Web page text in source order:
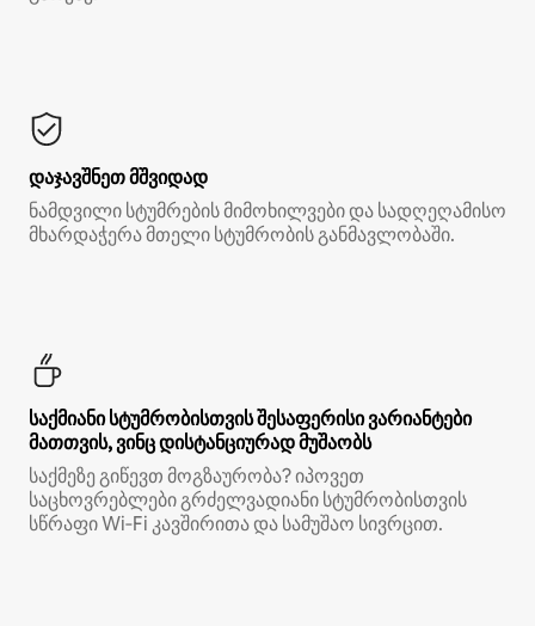
დაჯავშნეთ მშვიდად
ნამდვილი სტუმრების მიმოხილვები და სადღეღამისო
მხარდაჭერა მთელი სტუმრობის განმავლობაში.
საქმიანი სტუმრობისთვის შესაფერისი ვარიანტები
მათთვის, ვინც დისტანციურად მუშაობს
საქმეზე გიწევთ მოგზაურობა? იპოვეთ
საცხოვრებლები გრძელვადიანი სტუმრობისთვის
სწრაფი Wi‑Fi კავშირითა და სამუშაო სივრცით.